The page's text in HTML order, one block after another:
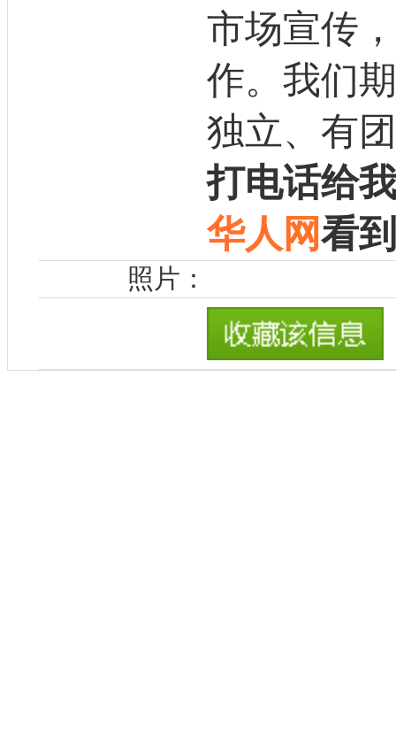
市场宣传
作。我们
独立、有
打电话给
华人网看
照片：